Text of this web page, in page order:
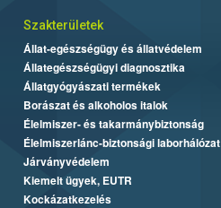
Szakterületek
Állat-egészségügy és állatvédelem
Állategészségügyi diagnosztika
Állatgyógyászati termékek
Borászat és alkoholos italok
Élelmiszer- és takarmánybiztonság
Élelmiszerlánc-biztonsági laborhálózat
Járványvédelem
Kiemelt ügyek, EUTR
Kockázatkezelés